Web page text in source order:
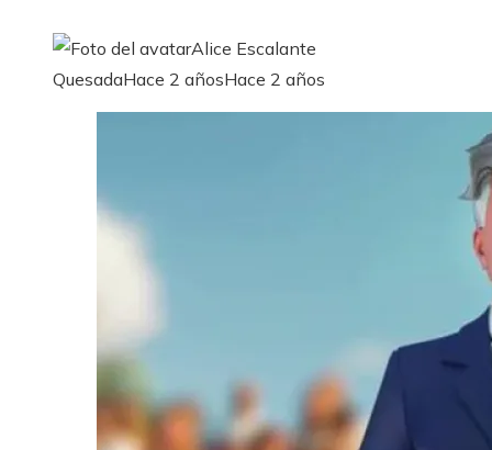
Alice Escalante
QuesadaHace 2 añosHace 2 años